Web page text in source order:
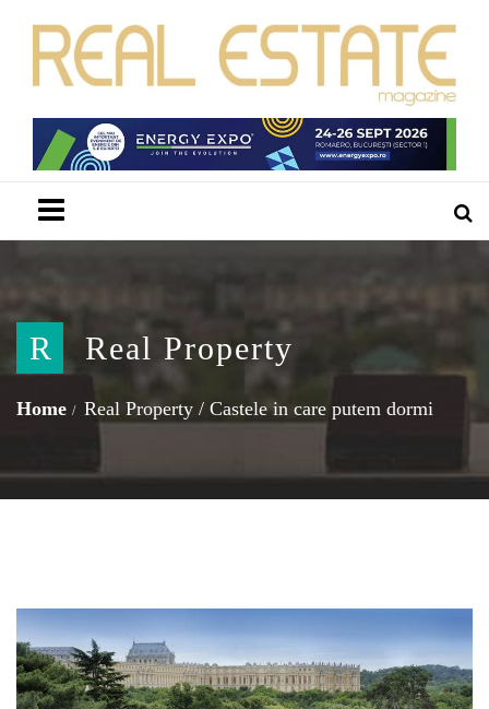
R Real Property
Home Real Property / Castele in care putem dormi